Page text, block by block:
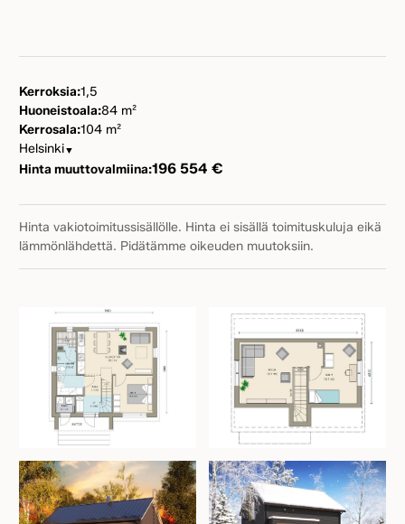
Kerroksia:1,5
Huoneistoala:84 m²
Kerrosala:104 m²
Helsinki▼
Hinta muuttovalmiina:196 554 €
Hinta vakiotoimitussisällölle. Hinta ei sisällä toimituskuluja eikä
lämmönlähdettä. Pidätämme oikeuden muutoksiin.